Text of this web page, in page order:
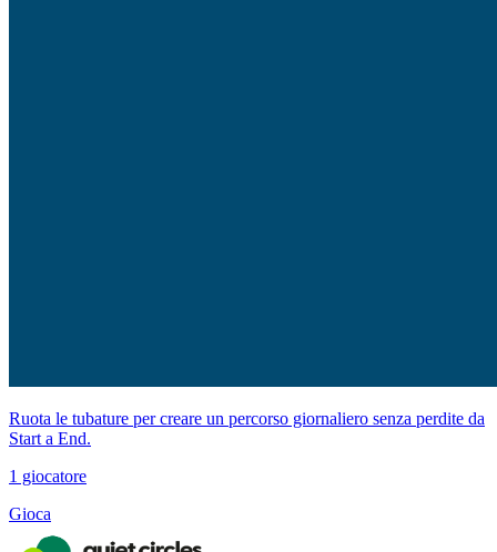
Ruota le tubature per creare un percorso giornaliero senza perdite da
Start a End.
1 giocatore
Gioca